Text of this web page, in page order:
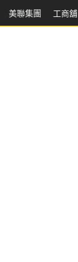
美聯集團 工商舖